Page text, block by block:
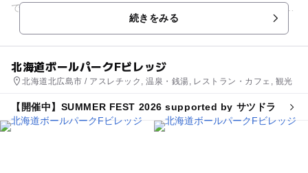
です。 施設内は、ツリーハウスや洞窟など遊び心あふれる庭園
続きをみる
北海道ボールパークFビレッジ
北海道北広島市 / アスレチック, 温泉・銭湯, レストラン・カフェ, 観光
【開催中】SUMMER FEST 2026 supported by サツドラ